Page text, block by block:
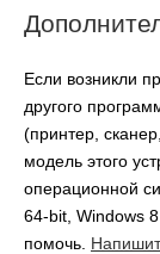
Если возникли
другого
(принтер,
модель этого
операционной
64-bit, Windows
помочь.